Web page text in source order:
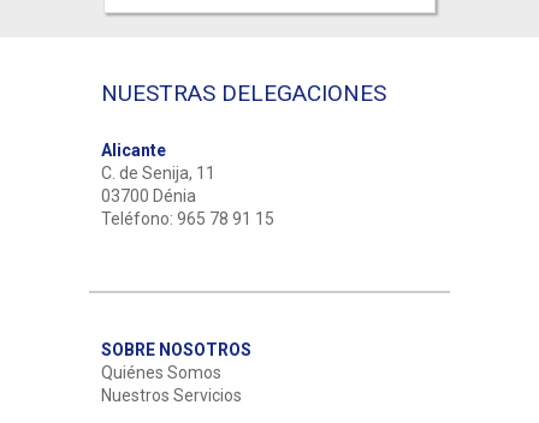
NUESTRAS DELEGACIONES
Alicante
C. de Senija, 11
03700 Dénia
Teléfono: 965 78 91 15
SOBRE NOSOTROS
Quiénes Somos
Nuestros Servicios